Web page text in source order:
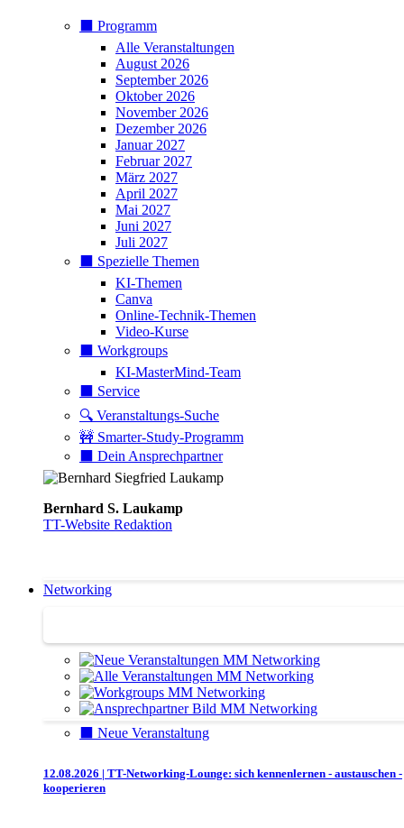
⬛️ Programm
Alle Veranstaltungen
August 2026
September 2026
Oktober 2026
November 2026
Dezember 2026
Januar 2027
Februar 2027
März 2027
April 2027
Mai 2027
Juni 2027
Juli 2027
⬛️ Spezielle Themen
KI-Themen
Canva
Online-Technik-Themen
Video-Kurse
⬛️ Workgroups
KI-MasterMind-Team
⬛️ Service
🔍 Veranstaltungs-Suche
🚧 Smarter-Study-Programm
⬛️ Dein Ansprechpartner
Bernhard S. Laukamp
TT-Website Redaktion
Networking
⬛️ Neue Veranstaltung
12.08.2026 | TT-Networking-Lounge: sich kennenlernen - austauschen -
kooperieren